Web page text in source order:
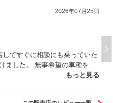
2026年07月25日
てすぐに相談にも乗っていた
ました。 無事希望の車種を購
もっと見る